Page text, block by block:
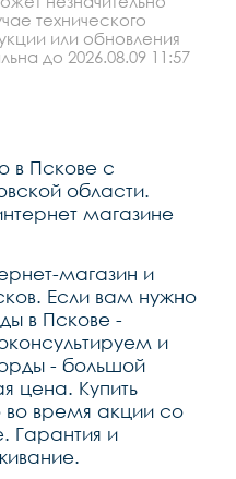
технического
или обновления
до 2026.08.09 11:57
в Пскове с
области.
магазине
магазин и
Если вам нужно
в Пскове -
и
- большой
цена. Купить
время акции со
Гарантия и